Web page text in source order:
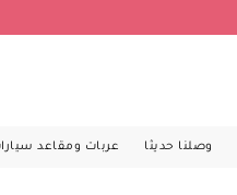
وصلنا حديثا عربات ومقاعد